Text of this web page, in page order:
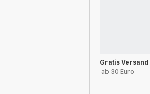
Gratis Versand
ab 30 Euro